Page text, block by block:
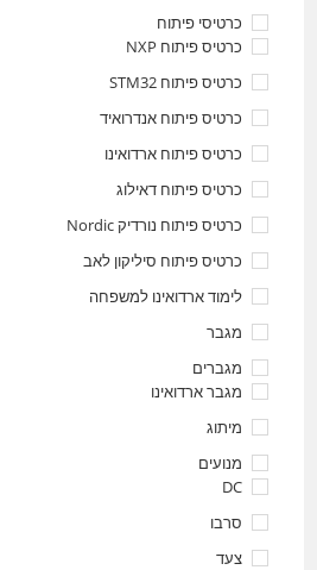
כרטיסי פיתוח
כרטיס פיתוח NXP
כרטיס פיתוח STM32
כרטיס פיתוח אנדרואיד
כרטיס פיתוח ארדואינו
כרטיס פיתוח דאילוג
כרטיס פיתוח נורדיק Nordic
כרטיס פיתוח סיליקון לאב
לימוד ארדואינו למשפחה
מגבר
מגברים
מגבר ארדואינו
מיתוג
מנועים
DC
סרבו
צעד